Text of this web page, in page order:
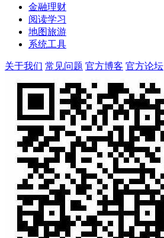
金融理财
阅读学习
地图旅游
系统工具
关于我们 常见问题 官方博客 官方论坛